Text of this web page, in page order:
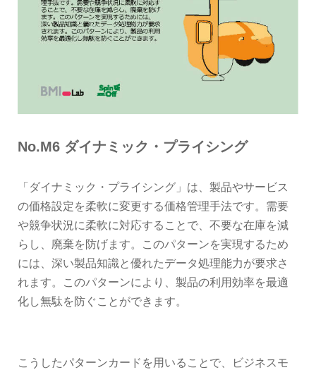
No.M6 ダイナミック・プライシング
「ダイナミック・プライシング」は、製品やサービス
の価格設定を柔軟に変更する価格管理手法です。需要
や競争状況に柔軟に対応することで、不要な在庫を減
らし、廃棄を防げます。このパターンを実現するため
には、深い製品知識と優れたデータ処理能力が要求さ
れます。このパターンにより、製品の利用効率を最適
化し無駄を防ぐことができます。
こうしたパターンカードを用いることで、ビジネスモ